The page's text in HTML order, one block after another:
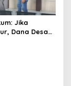
Jika
Dana Desa